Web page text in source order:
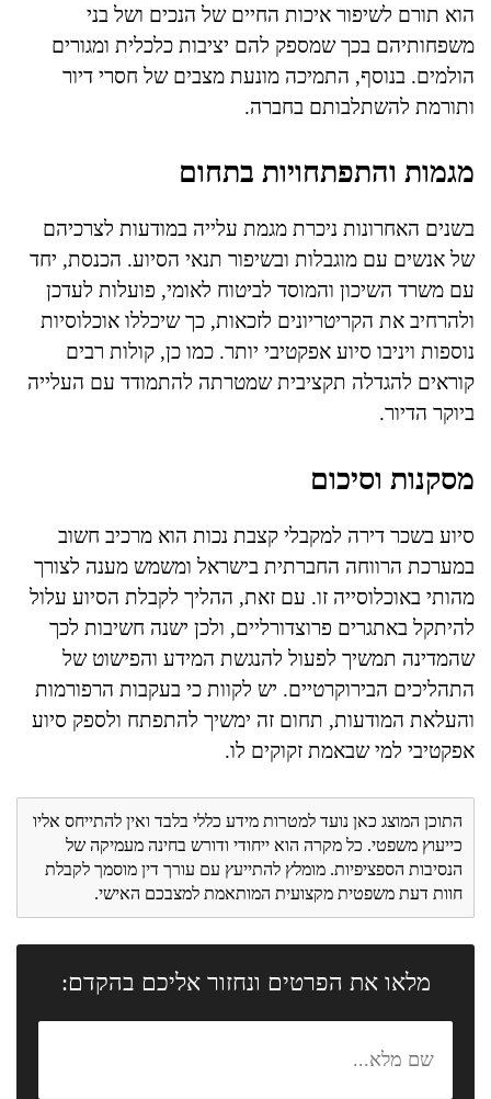
הוא תורם לשיפור איכות החיים של הנכים ושל בני
משפחותיהם בכך שמספק להם יציבות כלכלית ומגורים
הולמים. בנוסף, התמיכה מונעת מצבים של חסרי דיור
ותורמת להשתלבותם בחברה.
מגמות והתפתחויות בתחום
בשנים האחרונות ניכרת מגמת עלייה במודעות לצרכיהם
של אנשים עם מוגבלות ובשיפור תנאי הסיוע. הכנסת, יחד
עם משרד השיכון והמוסד לביטוח לאומי, פועלות לעדכן
ולהרחיב את הקריטריונים לזכאות, כך שיכללו אוכלוסיות
נוספות ויניבו סיוע אפקטיבי יותר. כמו כן, קולות רבים
קוראים להגדלה תקציבית שמטרתה להתמודד עם העלייה
ביוקר הדיור.
מסקנות וסיכום
סיוע בשכר דירה למקבלי קצבת נכות הוא מרכיב חשוב
במערכת הרווחה החברתית בישראל ומשמש מענה לצורך
מהותי באוכלוסייה זו. עם זאת, ההליך לקבלת הסיוע עלול
להיתקל באתגרים פרוצדורליים, ולכן ישנה חשיבות לכך
שהמדינה תמשיך לפעול להנגשת המידע והפישוט של
התהליכים הבירוקרטיים. יש לקוות כי בעקבות הרפורמות
והעלאת המודעות, תחום זה ימשיך להתפתח ולספק סיוע
אפקטיבי למי שבאמת זקוקים לו.
התוכן המוצג כאן נועד למטרות מידע כללי בלבד ואין להתייחס אליו
כייעוץ משפטי. כל מקרה הוא ייחודי ודורש בחינה מעמיקה של
הנסיבות הספציפיות. מומלץ להתייעץ עם עורך דין מוסמך לקבלת
חוות דעת משפטית מקצועית המותאמת למצבכם האישי.
מלאו את הפרטים ונחזור אליכם בהקדם: